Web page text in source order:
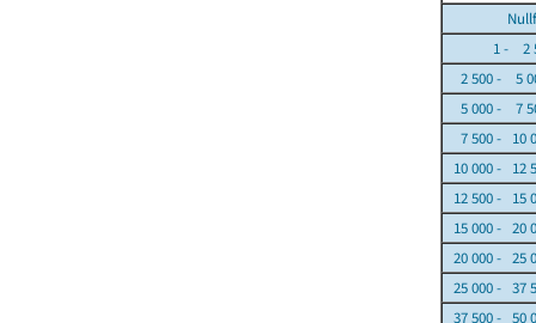
1 - 2
2 500 - 5
5 000 - 7
7 500 - 10
10 000 - 12
12 500 - 15
15 000 - 20
20 000 - 25
25 000 - 37
37 500 - 50